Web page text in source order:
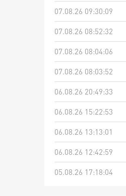
07.08.26 09:30:09
07.08.26 08:52:32
07.08.26 08:04:06
07.08.26 08:03:52
06.08.26 20:49:33
06.08.26 15:22:53
06.08.26 13:13:01
06.08.26 12:42:59
05.08.26 17:18:04